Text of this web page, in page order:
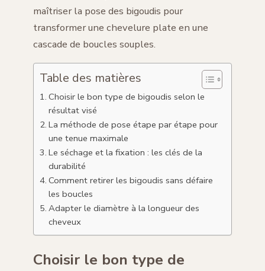
maîtriser la pose des bigoudis pour
transformer une chevelure plate en une
cascade de boucles souples.
Table des matières
Choisir le bon type de bigoudis selon le
résultat visé
La méthode de pose étape par étape pour
une tenue maximale
Le séchage et la fixation : les clés de la
durabilité
Comment retirer les bigoudis sans défaire
les boucles
Adapter le diamètre à la longueur des
cheveux
Choisir le bon type de